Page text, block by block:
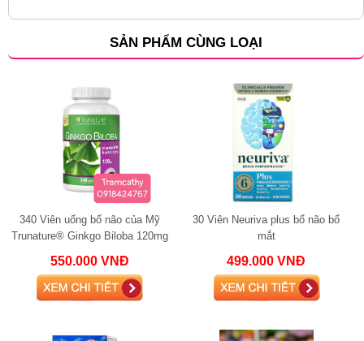
SẢN PHẨM CÙNG LOẠI
340 Viên uống bổ não của Mỹ
Trunature® Ginkgo Biloba 120mg
550.000 VNĐ
30 Viên Neuriva plus bổ não bổ
mắt
499.000 VNĐ